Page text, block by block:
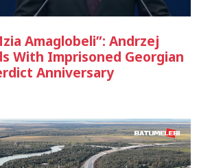
Amaglobeli”: Andrzej
With Imprisoned Georgian
Anniversary